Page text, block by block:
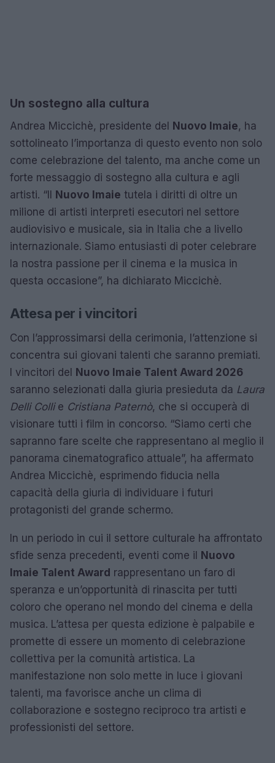
Un sostegno alla cultura
Andrea Miccichè, presidente del Nuovo Imaie, ha
sottolineato l’importanza di questo evento non solo
come celebrazione del talento, ma anche come un
forte messaggio di sostegno alla cultura e agli
artisti. “Il Nuovo Imaie tutela i diritti di oltre un
milione di artisti interpreti esecutori nel settore
audiovisivo e musicale, sia in Italia che a livello
internazionale. Siamo entusiasti di poter celebrare
la nostra passione per il cinema e la musica in
questa occasione”, ha dichiarato Miccichè.
Attesa per i vincitori
Con l’approssimarsi della cerimonia, l’attenzione si
concentra sui giovani talenti che saranno premiati.
I vincitori del Nuovo Imaie Talent Award 2026
saranno selezionati dalla giuria presieduta da Laura
Delli Collie Cristiana Paternò, che si occuperà di
visionare tutti i film in concorso. “Siamo certi che
sapranno fare scelte che rappresentano al meglio il
panorama cinematografico attuale”, ha affermato
Andrea Miccichè, esprimendo fiducia nella
capacità della giuria di individuare i futuri
protagonisti del grande schermo.
In un periodo in cui il settore culturale ha affrontato
sfide senza precedenti, eventi come il Nuovo
Imaie Talent Award rappresentano un faro di
speranza e un’opportunità di rinascita per tutti
coloro che operano nel mondo del cinema e della
musica. L’attesa per questa edizione è palpabile e
promette di essere un momento di celebrazione
collettiva per la comunità artistica. La
manifestazione non solo mette in luce i giovani
talenti, ma favorisce anche un clima di
collaborazione e sostegno reciproco tra artisti e
professionisti del settore.